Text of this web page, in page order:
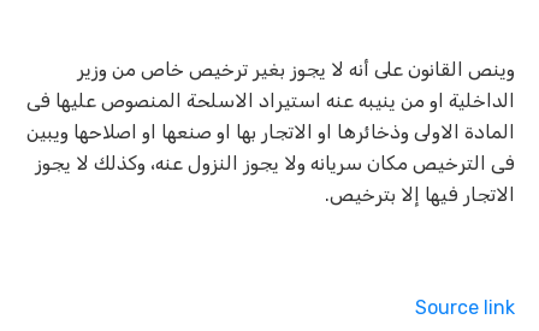
وينص القانون على أنه لا يجوز بغير ترخيص خاص من وزير
الداخلية او من ينيبه عنه استيراد الاسلحة المنصوص عليها فى
المادة الاولى وذخائرها او الاتجار بها او صنعها او اصلاحها ويبين
فى الترخيص مكان سريانه ولا يجوز النزول عنه، وكذلك لا يجوز
الاتجار فيها إلا بترخيص.
Source link